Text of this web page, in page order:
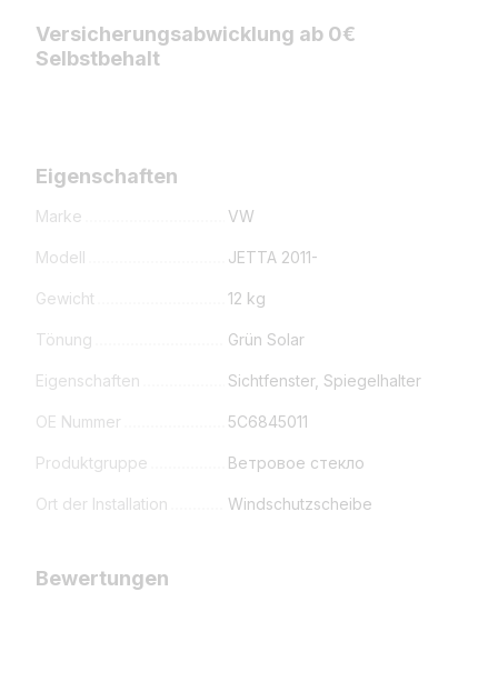
Versicherungsabwicklung ab 0€
Selbstbehalt
Eigenschaften
Marke VW
Modell JETTA 2011-
Gewicht 12 kg
Tönung Grün Solar
Eigenschaften Sichtfenster, Spiegelhalter
OE Nummer 5C6845011
Produktgruppe Ветровое стекло
Ort der Installation Windschutzscheibe
Bewertungen